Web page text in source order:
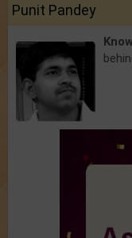
Punit Pandey